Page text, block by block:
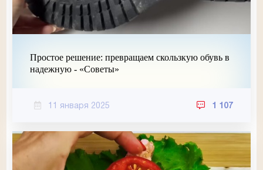
Простое решение: превращаем скользкую обувь в
надежную - «Советы»
11 января 2025 1 107